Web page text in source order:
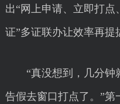
出“网上申请、立即打点
证”多证联办让效率再提
“真没想到，几分钟
告假去窗口打点了。”